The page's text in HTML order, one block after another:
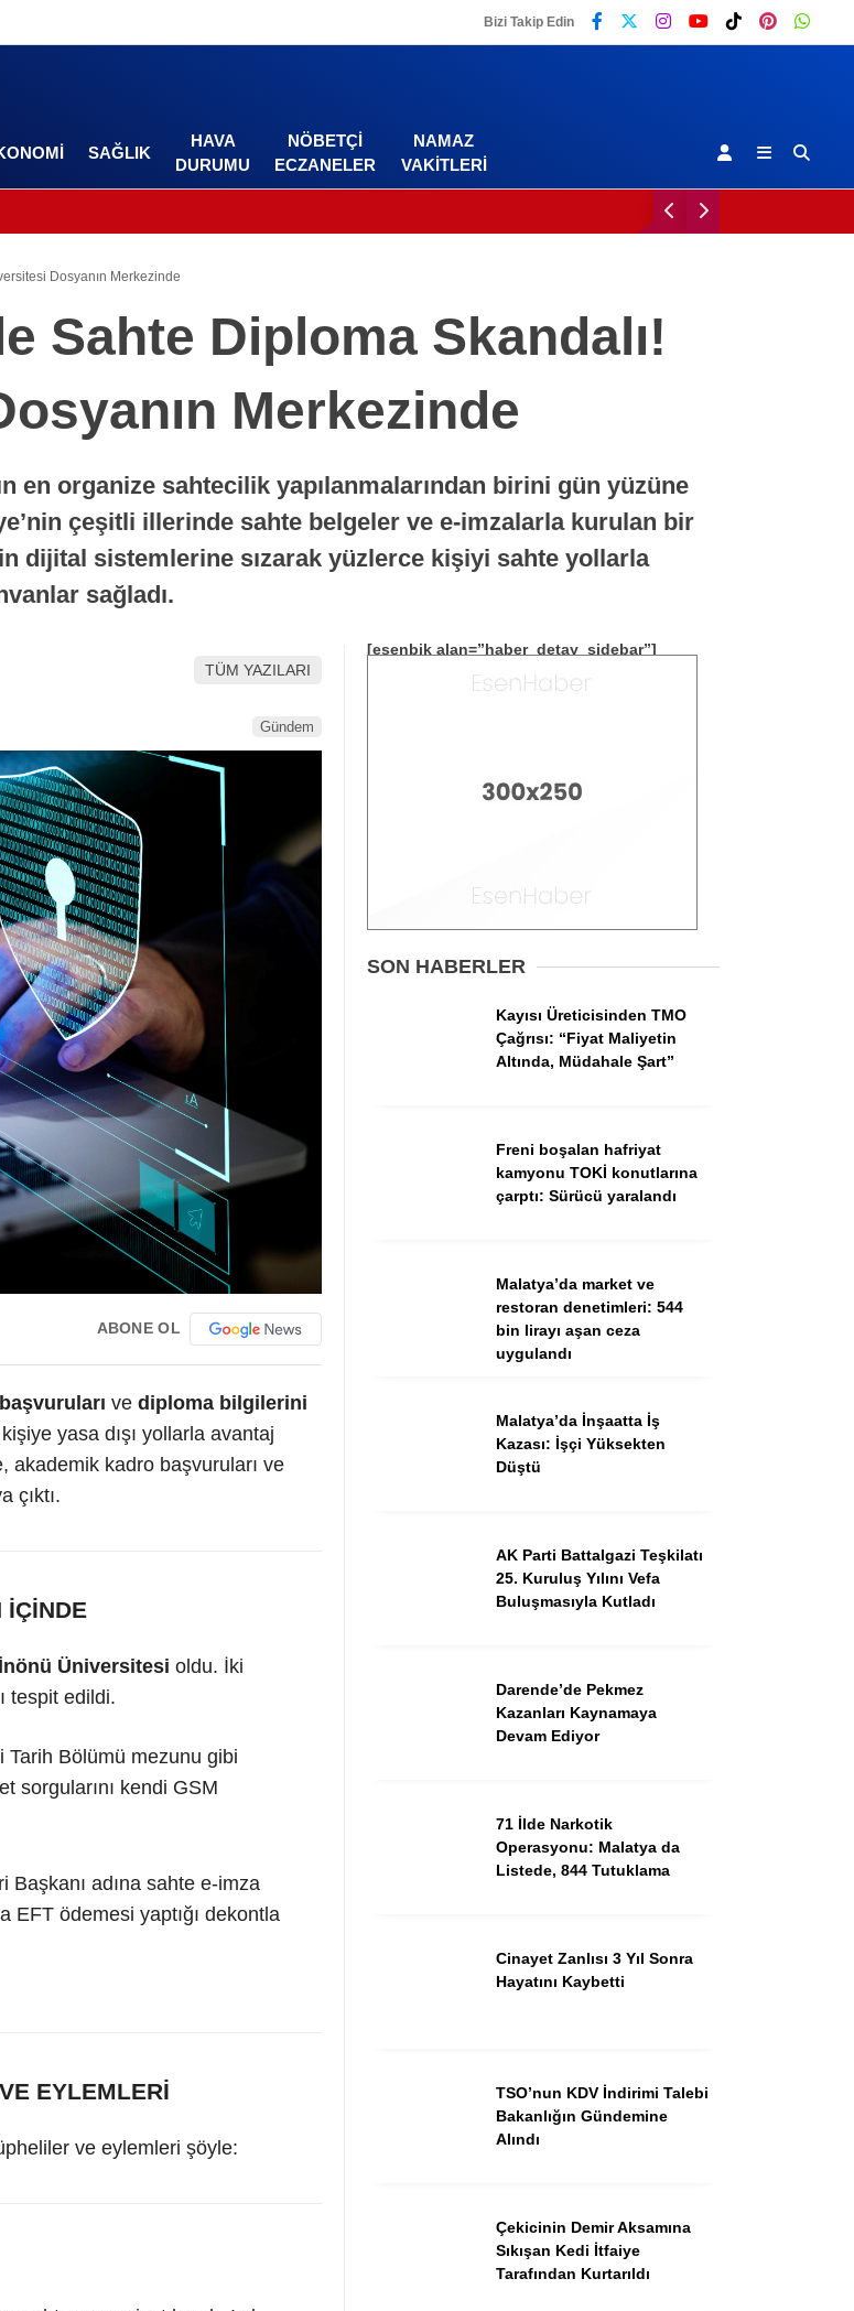
Asayiş
İlçeler
Bizi Takip Edin
SAĞLIK
HAVA
DURUMU
NÖBETÇI
ECZANELER
NAMAZ
VAKITLERI
Dosyanın Merkezinde
Sahte Diploma Skandalı!
Merkezinde
en organize sahtecilik yapılanmalarından birini gün yüzüne
çeşitli illerinde sahte belgeler ve e-imzalarla kurulan bir
dijital sistemlerine sızarak yüzlerce kişiyi sahte yollarla
sağladı.
TÜM YAZILARI
Gündem
ABONE OL
ve diploma bilgilerini
yasa dışı yollarla avantaj
akademik kadro başvuruları ve
çıktı.
İÇİNDE
Üniversitesi oldu. İki
tespit edildi.
Tarih Bölümü mezunu gibi
sorgularını kendi GSM
adına sahte e-imza
EFT ödemesi yaptığı dekontla
EYLEMLERİ
ve eylemleri şöyle:
[esenbik alan=”haber_detay_sidebar”]
SON HABERLER
Kayısı Üreticisinden TMO
Çağrısı: “Fiyat Maliyetin
Altında, Müdahale Şart”
Freni boşalan hafriyat
kamyonu TOKİ konutlarına
çarptı: Sürücü yaralandı
Malatya’da market ve
restoran denetimleri: 544
bin lirayı aşan ceza
uygulandı
Malatya’da İnşaatta İş
Kazası: İşçi Yüksekten
Düştü
AK Parti Battalgazi Teşkilatı
25. Kuruluş Yılını Vefa
Buluşmasıyla Kutladı
Darende’de Pekmez
Kazanları Kaynamaya
Devam Ediyor
71 İlde Narkotik
Operasyonu: Malatya da
Listede, 844 Tutuklama
Cinayet Zanlısı 3 Yıl Sonra
Hayatını Kaybetti
TSO’nun KDV İndirimi Talebi
Bakanlığın Gündemine
Alındı
Çekicinin Demir Aksamına
Sıkışan Kedi İtfaiye
Tarafından Kurtarıldı